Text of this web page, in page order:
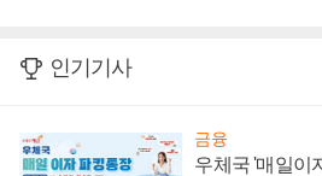
인기기사
금융
우체국 '매일이